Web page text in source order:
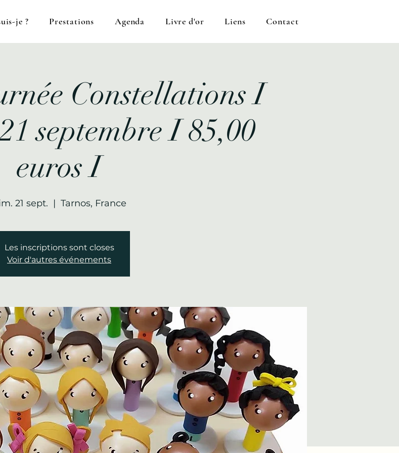
je ? Prestations Agenda Livre d'or Liens Contact
Constellations I
septembre I 85,00
euros I
21 sept.
  |
Tarnos, France
Les inscriptions sont closes
Voir d'autres événements